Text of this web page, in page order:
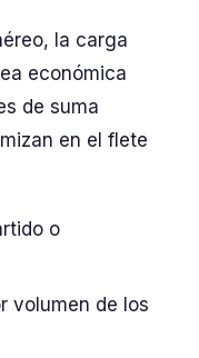
la carga
económica
de suma
en el flete
o
volumen de los